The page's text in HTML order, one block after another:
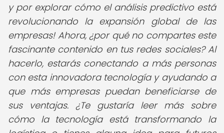
y por explorar cómo el análisis predictivo está
revolucionando la expansión global de las
empresas! Ahora, ¿por qué no compartes este
fascinante contenido en tus redes sociales? Al
hacerlo, estarás conectando a más personas
con esta innovadora tecnología y ayudando a
que más empresas puedan beneficiarse de
sus ventajas. ¿Te gustaría leer más sobre
cómo la tecnología está transformando la